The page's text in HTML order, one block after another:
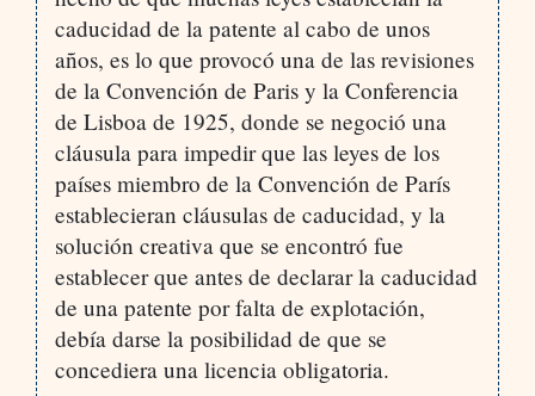
caducidad de la patente al cabo de unos
años, es lo que provocó una de las revisiones
de la Convención de Paris y la Conferencia
de Lisboa de 1925, donde se negoció una
cláusula para impedir que las leyes de los
países miembro de la Convención de París
establecieran cláusulas de caducidad, y la
solución creativa que se encontró fue
establecer que antes de declarar la caducidad
de una patente por falta de explotación,
debía darse la posibilidad de que se
concediera una licencia obligatoria.